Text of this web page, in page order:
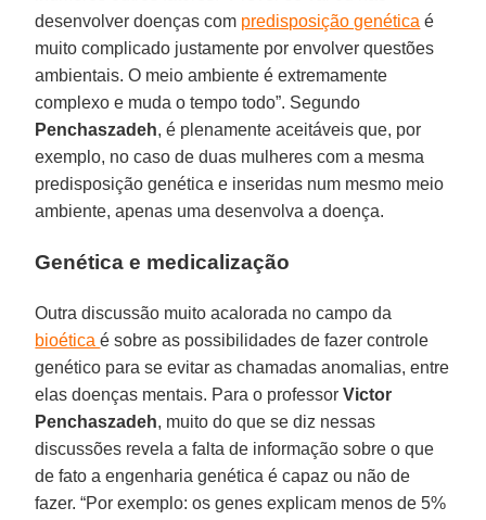
desenvolver doenças com predisposição genética é
muito complicado justamente por envolver questões
ambientais. O meio ambiente é extremamente
complexo e muda o tempo todo”. Segundo
Penchaszadeh, é plenamente aceitáveis que, por
exemplo, no caso de duas mulheres com a mesma
predisposição genética e inseridas num mesmo meio
ambiente, apenas uma desenvolva a doença.
Genética e medicalização
Outra discussão muito acalorada no campo da
bioéticaé sobre as possibilidades de fazer controle
genético para se evitar as chamadas anomalias, entre
elas doenças mentais. Para o professorVictor
Penchaszadeh, muito do que se diz nessas
discussões revela a falta de informação sobre o que
de fato a engenharia genética é capaz ou não de
fazer. “Por exemplo: os genes explicam menos de 5%